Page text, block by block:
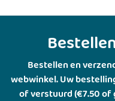
Bestellen en
webwinkel. Uw
of verstuurd (€7.50 of